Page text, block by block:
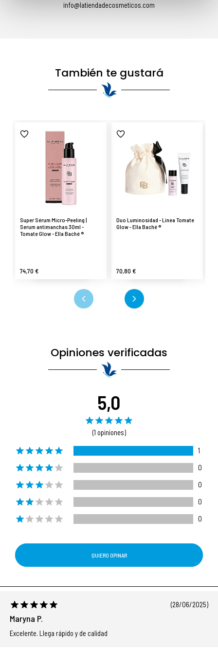
info@latiendadecosmeticos.com
También te gustará
Super Sérum Micro-Peeling |
Serum antimanchas 30ml -
Tomate Glow - Ella Baché ®
74,70 €
Duo Luminosidad - Línea Tomate
Glow - Ella Baché ®
70,80 €
Opiniones verificadas
5,0
(1 opiniones)
1
0
0
0
0
QUIERO OPINAR
Maryna P.
(28/06/2025)
Excelente. Llega rápido y de calidad